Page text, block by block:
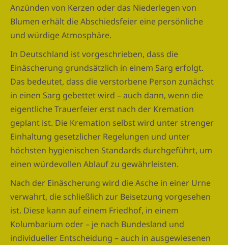
Anzünden von Kerzen oder das Niederlegen von
Blumen erhält die Abschiedsfeier eine persönliche
und würdige Atmosphäre.
In Deutschland ist vorgeschrieben, dass die
Einäscherung grundsätzlich in einem Sarg erfolgt.
Das bedeutet, dass die verstorbene Person zunächst
in einen Sarg gebettet wird – auch dann, wenn die
eigentliche Trauerfeier erst nach der Kremation
geplant ist. Die Kremation selbst wird unter strenger
Einhaltung gesetzlicher Regelungen und unter
höchsten hygienischen Standards durchgeführt, um
einen würdevollen Ablauf zu gewährleisten.
Nach der Einäscherung wird die Asche in einer Urne
verwahrt, die schließlich zur Beisetzung vorgesehen
ist. Diese kann auf einem Friedhof, in einem
Kolumbarium oder – je nach Bundesland und
individueller Entscheidung – auch in ausgewiesenen